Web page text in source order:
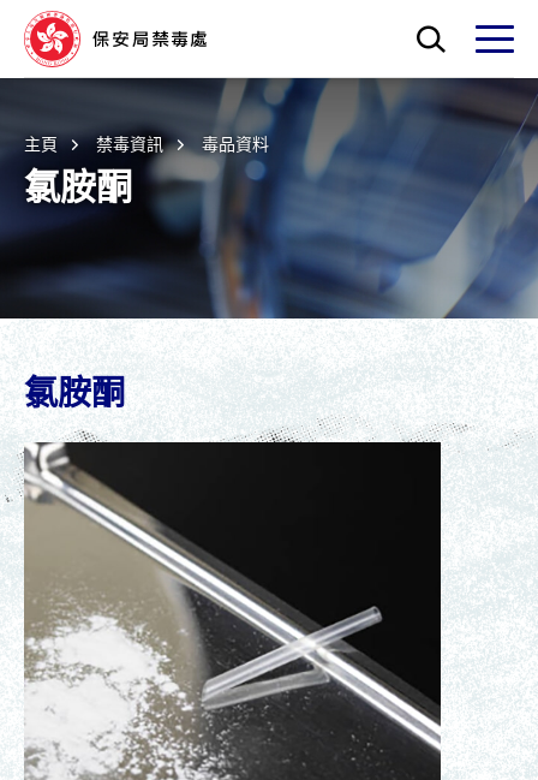
Skip to main content
打開搜索框
打開
主頁 禁毒資訊 毒品資料
氯胺酮
氯胺酮